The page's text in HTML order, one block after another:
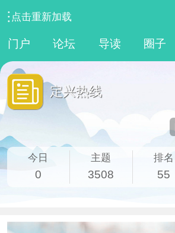
点击重新加载
门户 论坛 导读 圈子
定兴热线
今日
0
主题
3508
排名
55